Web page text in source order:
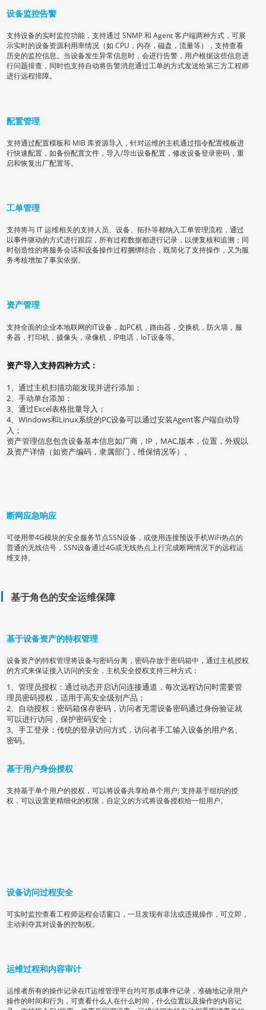
设备监控告警
支持设备的实时监控功能，支持通过 SNMP 和 Agent 客户端两种方式，可展
示实时的设备资源利用率情况（如 CPU，内存，磁盘，流量等），支持查看
历史的监控信息。当设备发生异常信息时，会进行告警，用户根据这些信息进
行问题排查，同时也支持自动将告警消息通过工单的方式发送给第三方工程师
进行远程排障。
配置管理
支持通过配置模板和 MIB 库资源导入，针对运维的主机通过指令配置模板进
行快速配置，如备份配置文件，导入/导出设备配置，修改设备登录密码，重
启和恢复出厂配置等。
工单管理
支持将与 IT 运维相关的支持人员、设备、拓扑等都纳入工单管理流程，通过
以事件驱动的方式进行跟踪，所有过程数据都进行记录，以便复核和追溯；同
时创造性的将服务会话和设备操作过程捆绑结合，既简化了支持操作，又为服
务考核增加了事实依据。
资产管理
支持全面的企业本地联网的IT设备，如PC机，路由器，交换机，防火墙，服
务器，打印机，摄像头，录像机，IP电话，IoT设备等。
资产导入支持四种方式：
1、通过主机扫描功能发现并进行添加；
2、手动单台添加；
3、通过Excel表格批量导入；
4、Windows和Linux系统的PC设备可以通过安装Agent客户端自动导
入；
资产管理信息包含设备基本信息如厂商，IP，MAC,版本，位置，外观以
及资产详情（如资产编码，隶属部门，维保情况等）。
断网应急响应
可使用带4G模块的安全服务节点SSN设备，或使用连接预设手机WiFi热点的
普通的无线信号，SSN设备通过4G或无线热点上行完成断网情况下的远程运
维支持。
基于角色的安全运维保障
基于设备资产的特权管理
设备资产的特权管理将设备与密码分离，密码存放于密码箱中，通过主机授权
的方式来保证接入访问的安全，主机安全授权支持三种方式：
1、管理员授权：通过动态开启访问连接通道，每次远程访问时需要管
理员密码授权，适用于高安全级别产品；
2、自动授权：密码箱保存密码，访问者无需设备密码通过身份验证就
可以进行访问，保护密码安全；
3、手工登录：传统的登录访问方式，访问者手工输入设备的用户名、
密码。
基于用户身份授权
支持基于单个用户的授权，可以将设备共享给单个用户; 支持基于组织的授
权，可以设置更精细化的权限，自定义的方式将设备授权给一组用户。
设备访问过程安全
可实时监控查看工程师远程会话窗口，一旦发现有非法或违规操作，可立即，
主动剥夺其对设备的控制权。
运维过程和内容审计
运维者所有的操作记录在IT运维管理平台均可形成事件记录，准确地记录用户
操作的时间和行为，可查看什么人在什么时间，什么位置以及操作的内容记